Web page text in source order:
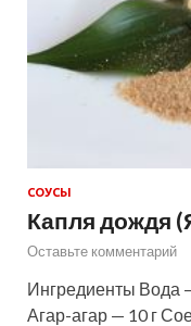
СОУСЫ
Капля дождя
Оставьте комментарий
Ингредиенты Вода
Агар-агар — 10 г